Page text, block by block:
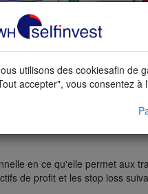
en ce qu'elle permet aux
de profit et les stop loss
utilisons des cookiesafin de
accepter", vous consentez à